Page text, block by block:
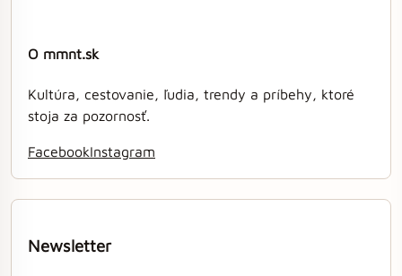
O mmnt.sk
Kultúra, cestovanie, ľudia, trendy a príbehy, ktoré
stoja za pozornosť.
FacebookInstagram
Newsletter